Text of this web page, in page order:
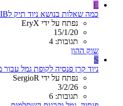
E
כמה שאלות בנושא ניוד תיק לIB והוספת כסף (לא שלי) לחשבון
נפתח על ידי EryX
15/1/20
תגובות: 4
שוק ההון
S
ניוד קרן פנסיה לקופת גמל
נפתח על ידי SergioR
3/2/26
תגובות: 6